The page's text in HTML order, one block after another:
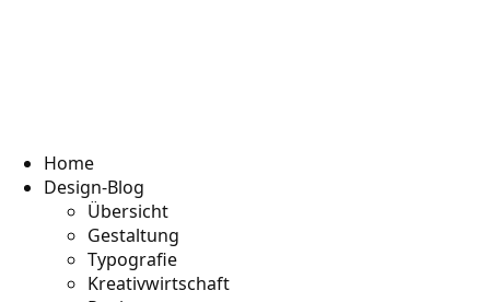
Home
Design-Blog
Übersicht
Gestaltung
Typografie
Kreativwirtschaft